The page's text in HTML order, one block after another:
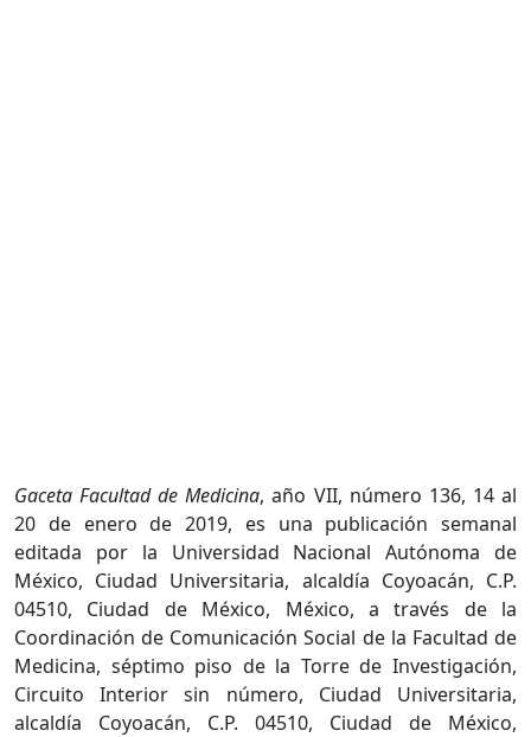
Gaceta Facultad de Medicina, año VII, número 136, 14 al
20 de enero de 2019, es una publicación semanal
editada por la Universidad Nacional Autónoma de
México, Ciudad Universitaria, alcaldía Coyoacán, C.P.
04510, Ciudad de México, México, a través de la
Coordinación de Comunicación Social de la Facultad de
Medicina, séptimo piso de la Torre de Investigación,
Circuito Interior sin número, Ciudad Universitaria,
alcaldía Coyoacán, C.P. 04510, Ciudad de México,